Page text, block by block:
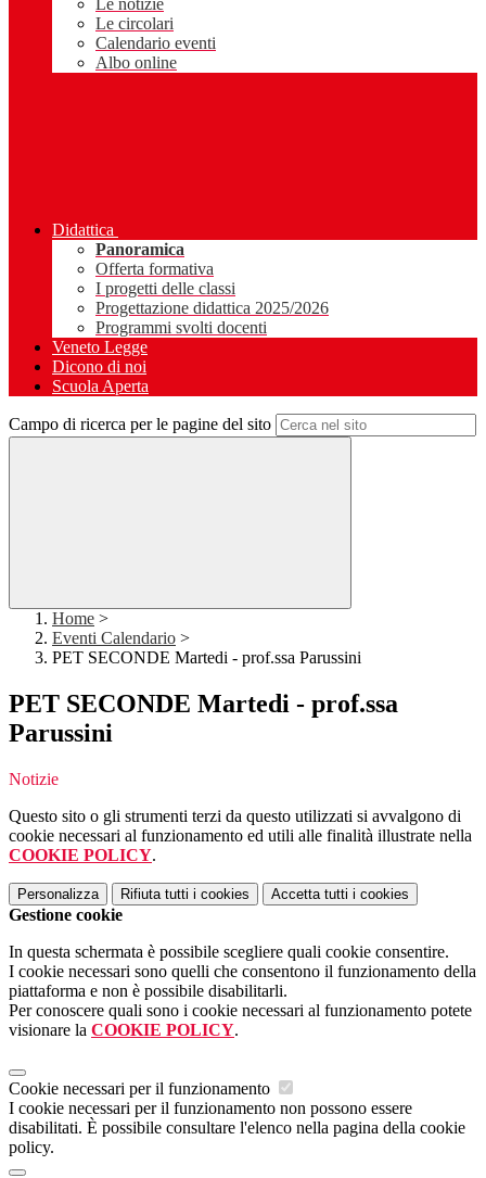
Le notizie
Le circolari
Calendario eventi
Albo online
Didattica
Panoramica
Offerta formativa
I progetti delle classi
Progettazione didattica 2025/2026
Programmi svolti docenti
Veneto Legge
Dicono di noi
Scuola Aperta
Campo di ricerca per le pagine del sito
Home >
Eventi Calendario >
PET SECONDE Martedi - prof.ssa Parussini
PET SECONDE Martedi - prof.ssa
Parussini
Notizie
Questo sito o gli strumenti terzi da questo utilizzati si avvalgono di
cookie necessari al funzionamento ed utili alle finalità illustrate nella
COOKIE POLICY.
Personalizza Rifiuta tutti i cookies Accetta tutti i cookies
Gestione cookie
In questa schermata è possibile scegliere quali cookie consentire.
I cookie necessari sono quelli che consentono il funzionamento della
piattaforma e non è possibile disabilitarli.
Per conoscere quali sono i cookie necessari al funzionamento potete
visionare la COOKIE POLICY.
Cookie necessari per il funzionamento
I cookie necessari per il funzionamento non possono essere
disabilitati. È possibile consultare l'elenco nella pagina della cookie
policy.